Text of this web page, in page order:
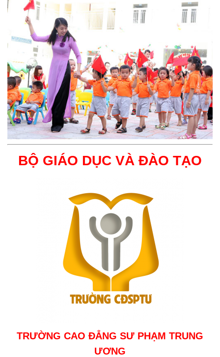
BỘ GIÁO DỤC VÀ ĐÀO TẠO
TRƯỜNG CAO ĐẲNG SƯ PHẠM TRUNG
ƯƠNG